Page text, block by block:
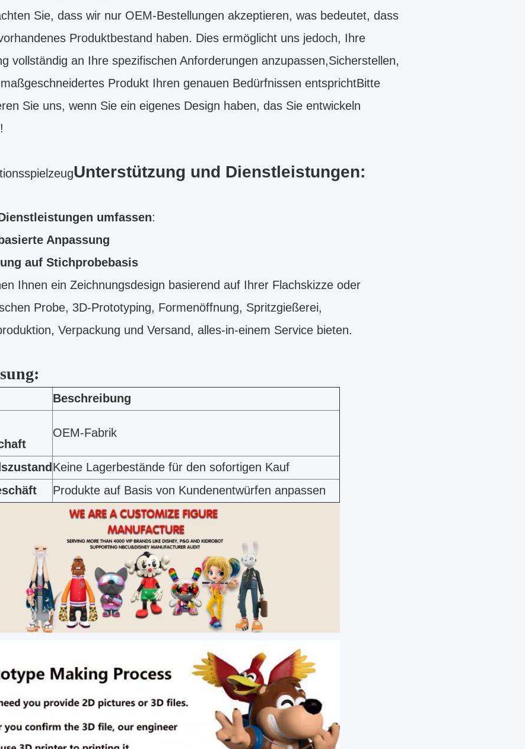
Sie, dass wir nur OEM-Bestellungen akzeptieren, was bedeutet, dass
Produktbestand haben. Dies ermöglicht uns jedoch, Ihre
vollständig an Ihre spezifischen Anforderungen anzupassen,Sicherstellen,
Produkt Ihren genauen Bedürfnissen entsprichtBitte
Sie uns, wenn Sie ein eigenes Design haben, das Sie entwickeln
Unterstützung und Dienstleistungen:
umfassen:
Anpassung
auf Stichprobebasis
Ihnen ein Zeichnungsdesign basierend auf Ihrer Flachskizze oder
Probe, 3D-Prototyping, Formenöffnung, Spritzgießerei,
Verpackung und Versand, alles-in-einem Service bieten.
Beschreibung
OEM-Fabrik
Keine Lagerbestände für den sofortigen Kauf
Produkte auf Basis von Kundenentwürfen anpassen